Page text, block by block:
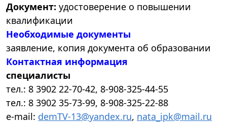
Документ: удостоверение о повышении
квалификации
Необходимые документы
заявление, копия документа об образовании
Контактная информация
специалисты
тел.: 8 3902 22-70-42, 8-908-325-44-55
тел.: 8 3902 35-73-99, 8-908-325-22-88
e-mail: demTV-13@yandex.ru, nata_ipk@mail.ru